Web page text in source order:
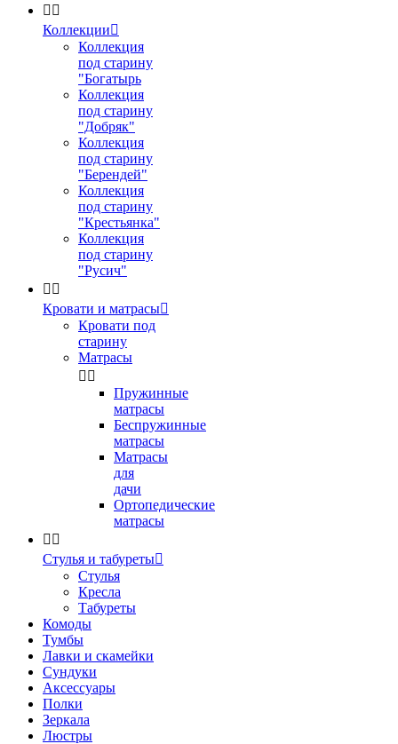
 
Коллекции
Коллекция
под старину
"Богатырь
Коллекция
под старину
"Добряк"
Коллекция
под старину
"Берендей"
Коллекция
под старину
"Крестьянка"
Коллекция
под старину
"Русич"
 
Кровати и матрасы
Кровати под
старину
Матрасы
 
Пружинные
матрасы
Беспружинные
матрасы
Матрасы
для
дачи
Ортопедические
матрасы
 
Стулья и табуреты
Стулья
Кресла
Табуреты
Комоды
Тумбы
Лавки и скамейки
Сундуки
Аксессуары
Полки
Зеркала
Люстры